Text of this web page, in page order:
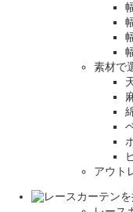
素材で
アウト